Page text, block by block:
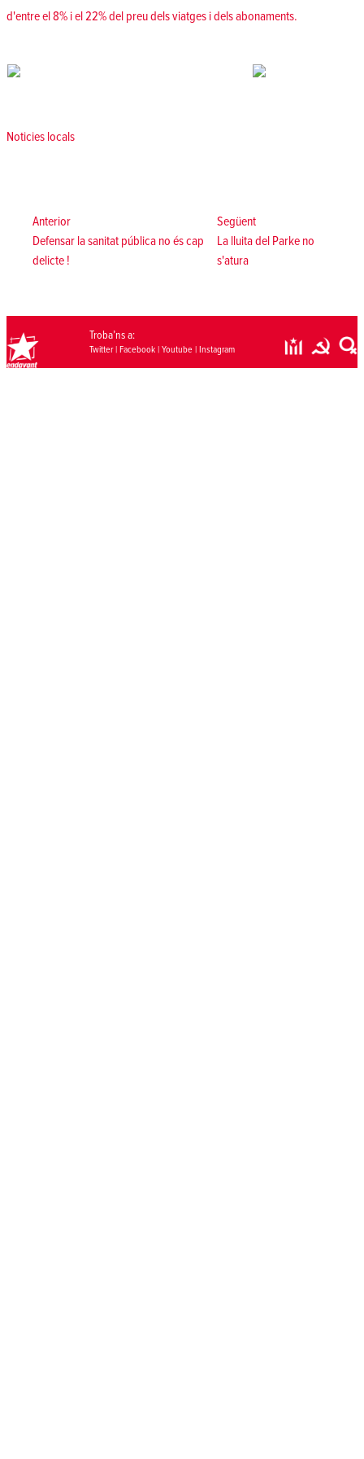
d'entre el 8% i el 22% del preu dels viatges i dels abonaments.
Posted in
Noticies locals
d'entradesAnteriorAnterior:
Defensar la sanitat pública no és cap
delicte !
SegüentSegüent:
La lluita del Parke no
s'atura
Troba’ns a:
Twitter| Facebook| Youtube| Instagram